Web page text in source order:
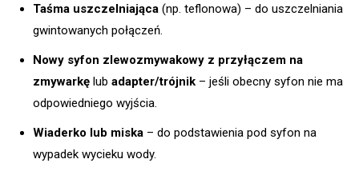
Taśma uszczelniająca (np. teflonowa) – do uszczelniania
gwintowanych połączeń.
Nowy syfon zlewozmywakowy z przyłączem na
zmywarkę lub adapter/trójnik – jeśli obecny syfon nie ma
odpowiedniego wyjścia.
Wiaderko lub miska – do podstawienia pod syfon na
wypadek wycieku wody.